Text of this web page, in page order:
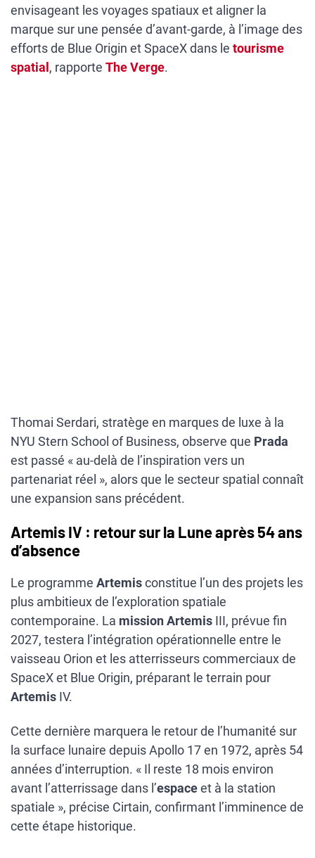
envisageant les voyages spatiaux et aligner la
marque sur une pensée d’avant-garde, à l’image des
efforts de Blue Origin et SpaceX dans le tourisme
spatial , rapporte The Verge.
Thomai Serdari, stratège en marques de luxe à la
NYU Stern School of Business, observe que Prada
est passé « au-delà de l’inspiration vers un
partenariat réel », alors que le secteur spatial connaît
une expansion sans précédent.
Artemis IV : retour sur la Lune après 54 ans
d’absence
Le programme Artemisconstitue l’un des projets les
plus ambitieux de l’exploration spatiale
contemporaine. La missionArtemis III, prévue fin
2027, testera l’intégration opérationnelle entre le
vaisseau Orion et les atterrisseurs commerciaux de
SpaceX et Blue Origin, préparant le terrain pour
Artemis IV.
Cette dernière marquera le retour de l’humanité sur
la surface lunaire depuis Apollo 17 en 1972, après 54
années d’interruption. « Il reste 18 mois environ
avant l’atterrissage dans l’espaceet à la station
spatiale », précise Cirtain, confirmant l’imminence de
cette étape historique.